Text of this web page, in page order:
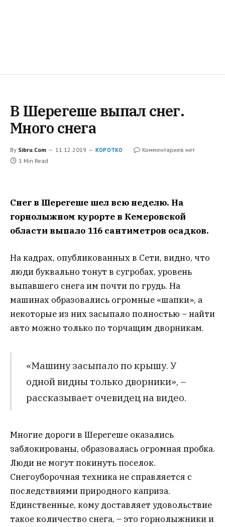
В Шерегеше выпал снег.
Много снега
By Sibru.Com 11.12.2019 КОРОТКО
Комментариев нет
1 Min Read
Снег в Шерегеше шел всю неделю. На
горнолыжном курорте в Кемеровской
области выпало 116 сантиметров осадков.
На кадрах, опубликованных в Сети, видно, что
люди буквально тонут в сугробах, уровень
выпавшего снега им почти по грудь. На
машинах образовались огромные «шапки», а
некоторые из них засыпало полностью – найти
авто можно только по торчащим дворникам.
«Машину засыпало по крышу. У
одной видны только дворники», –
рассказывает очевидец на видео.
Многие дороги в Шерегеше оказались
заблокированы, образовалась огромная пробка.
Люди не могут покинуть поселок.
Снегоуборочная техника не справляется с
последствиями природного каприза.
Единственные, кому доставляет удовольствие
такое количество снега, – это горнолыжники и